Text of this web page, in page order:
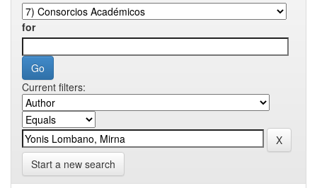
for
Current filters:
Start a new search